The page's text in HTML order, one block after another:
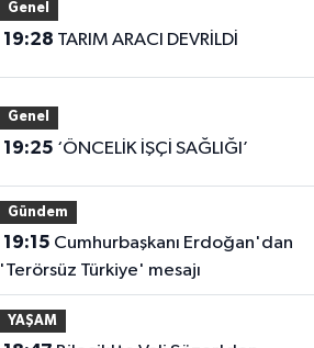
Genel
19:28 TARIM ARACI DEVRİLDİ
Genel
19:25 ‘ÖNCELİK İŞÇİ SAĞLIĞI’
Gündem
19:15
'Terörsüz Türkiye' mesajı
YAŞAM